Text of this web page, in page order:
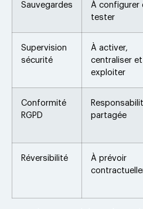
Sauvegardes
À configurer
tester
Supervision
sécurité
À activer,
centraliser et
exploiter
Conformité
RGPD
partagée
Réversibilité
À prévoir